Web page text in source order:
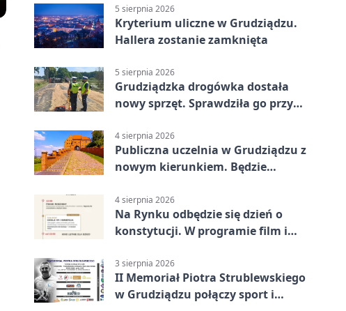
5 sierpnia 2026
Kryterium uliczne w Grudziądzu.
Hallera zostanie zamknięta
5 sierpnia 2026
Grudziądzka drogówka dostała
nowy sprzęt. Sprawdziła go przy
4 sierpnia 2026
Publiczna uczelnia w Grudziądzu z
nowym kierunkiem. Będzie
4 sierpnia 2026
Na Rynku odbędzie się dzień o
konstytucji. W programie film i
3 sierpnia 2026
II Memoriał Piotra Strublewskiego
w Grudziądzu połączy sport i